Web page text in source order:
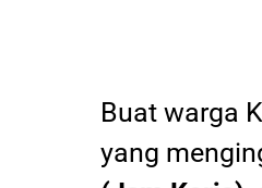
Buat warga
yang